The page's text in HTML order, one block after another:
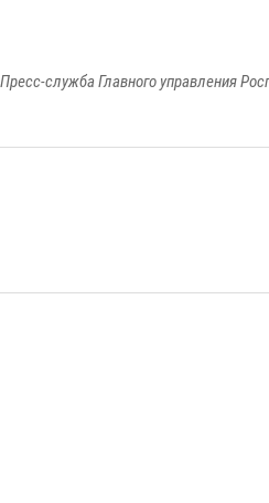
Пресс-служба Главного управления